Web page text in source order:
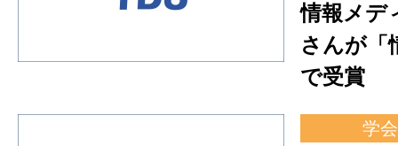
情報メデ
さんが「
で受賞
学会